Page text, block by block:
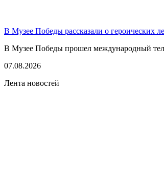
В Музее Победы рассказали о героических
В Музее Победы прошел международный
07.08.2026
Лента новостей